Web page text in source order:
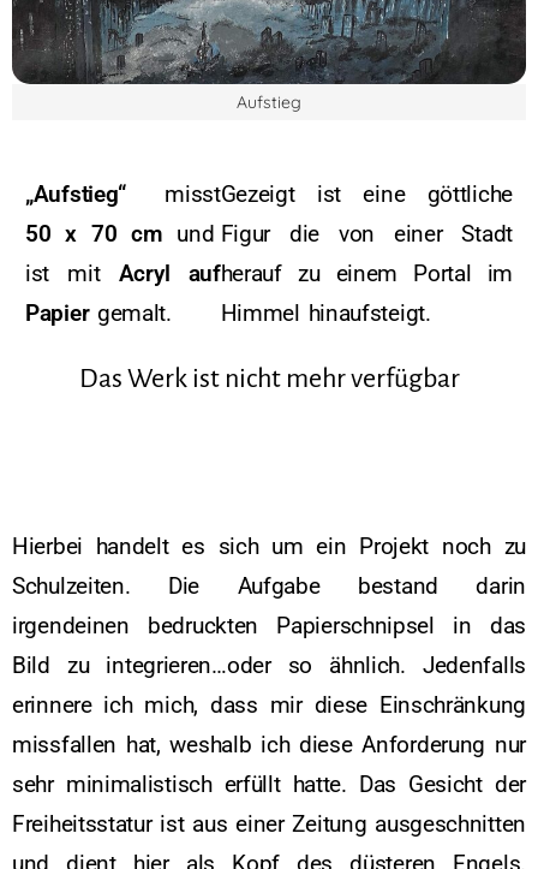
Aufstieg
„Aufstieg“ misst
50 x 70 cm und
ist mit Acryl auf
Papiergemalt.
Gezeigt ist eine göttliche
Figur die von einer Stadt
herauf zu einem Portal im
Himmel hinaufsteigt.
Das Werk ist nicht mehr verfügbar
Hierbei handelt es sich um ein Projekt noch zu
Schulzeiten. Die Aufgabe bestand darin
irgendeinen bedruckten Papierschnipsel in das
Bild zu integrieren…oder so ähnlich. Jedenfalls
erinnere ich mich, dass mir diese Einschränkung
missfallen hat, weshalb ich diese Anforderung nur
sehr minimalistisch erfüllt hatte. Das Gesicht der
Freiheitsstatur ist aus einer Zeitung ausgeschnitten